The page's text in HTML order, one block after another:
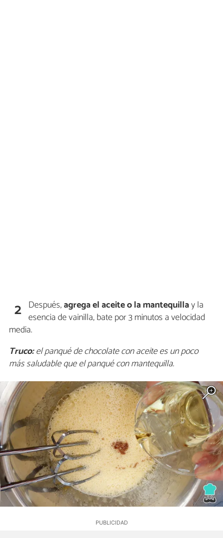
2 Después,agrega el aceite o la mantequillay la
esencia de vainilla, bate por 3 minutos a velocidad
media.
Truco:el panqué de chocolate con aceite es un poco
más saludable que el panqué con mantequilla.